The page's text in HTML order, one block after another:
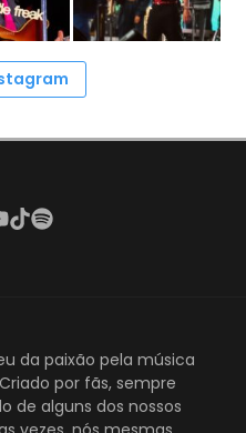
da paixão pela música
por fãs, sempre
de alguns dos nossos